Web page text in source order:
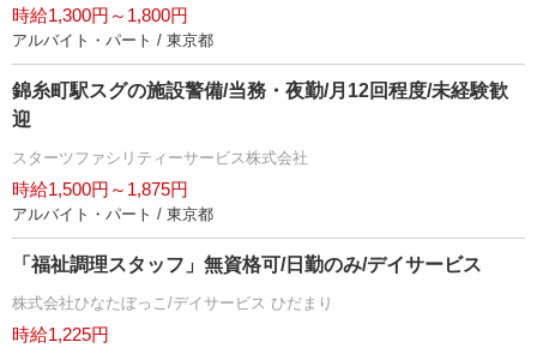
時給1,300円～1,800円
アルバイト・パート / 東京都
錦糸町駅スグの施設警備/当務・夜勤/月12回程度/未経験歓
迎
スターツファシリティーサービス株式会社
時給1,500円～1,875円
アルバイト・パート / 東京都
「福祉調理スタッフ」無資格可/日勤のみ/デイサービス
株式会社ひなたぼっこ/デイサービス ひだまり
時給1,225円